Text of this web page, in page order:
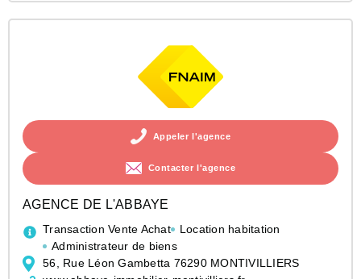
Appeler l'agence
Contacter l'agence
AGENCE DE L'ABBAYE
Transaction Vente Achat
Location habitation
Administrateur de biens
56, Rue Léon Gambetta 76290 MONTIVILLIERS